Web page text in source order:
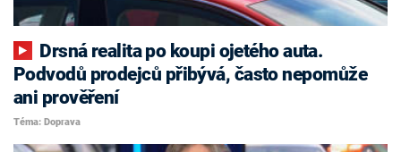
Podvodů prodejců přibývá, často nepomůže
ani prověření
Téma: Doprava